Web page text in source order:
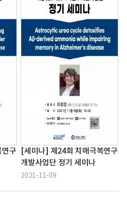
연구
[세미나] 제24회 치매극복연구
개발사업단 정기 세미나
2021-11-09